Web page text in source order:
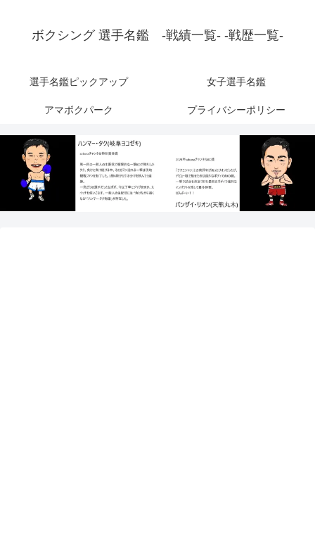
ボクシング 選手名鑑 -戦績一覧- -戦歴一覧-
選手名鑑ピックアップ 女子選手名鑑
アマボクパーク プライバシーポリシー